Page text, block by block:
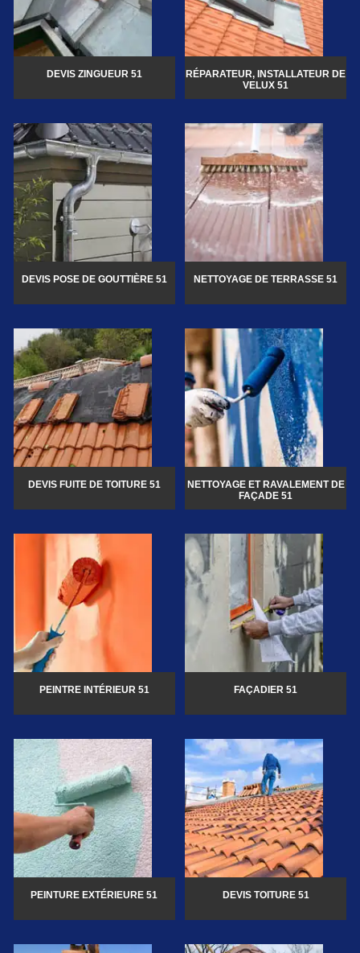
DEVIS ZINGUEUR 51
RÉPARATEUR, INSTALLATEUR DE
VELUX 51
DEVIS POSE DE GOUTTIÈRE 51 NETTOYAGE DE TERRASSE 51
DEVIS FUITE DE TOITURE 51
NETTOYAGE ET RAVALEMENT DE
FAÇADE 51
PEINTRE INTÉRIEUR 51 FAÇADIER 51
PEINTURE EXTÉRIEURE 51 DEVIS TOITURE 51